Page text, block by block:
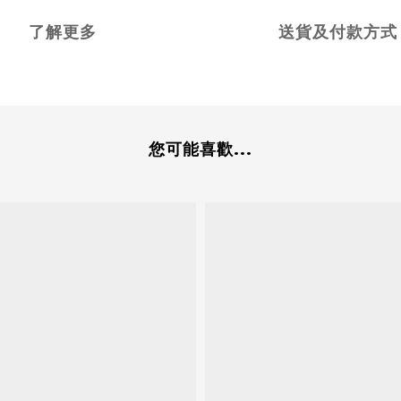
了解更多 送貨及付款方式
您可能喜歡...